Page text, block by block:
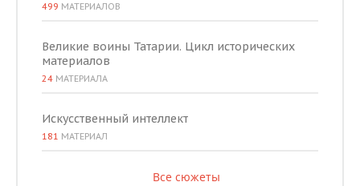
499 МАТЕРИАЛОВ
Великие воины Татарии. Цикл исторических
материалов
24 МАТЕРИАЛА
Искусственный интеллект
181 МАТЕРИАЛ
Все сюжеты